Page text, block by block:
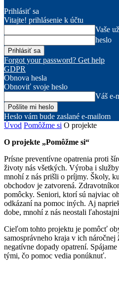
Prihlásiť sa
Vitajte! prihlásenie k účtu
Vaše
heslo
Forgot your password? Get help
GDPR
Obnova hesla
Obnoviť svoje heslo
Váš e-
Heslo vám bude zaslané e-mailom
Úvod Pomôžme si O projekte
O projekte „Pomôžme si“
Prísne preventívne opatrenia proti
životy nás všetkých. Výroba i
mnohí z nás prišli o príjmy. Školy,
obchodov je zatvorená.
pomôcky. Seniori, ktorí sú najviac
odkázaní na pomoc iných. Aj
dobe, mnohí z nás neostali
Cieľom tohto projektu je pomôcť
samosprávneho kraja v ich
negatívne dopady opatrení.
tými, čo pomoc vedia ponúknuť.